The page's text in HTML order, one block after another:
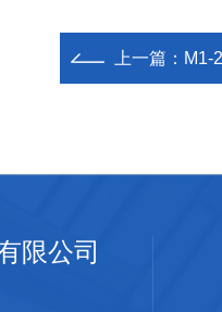
上一篇： M1-
限公司